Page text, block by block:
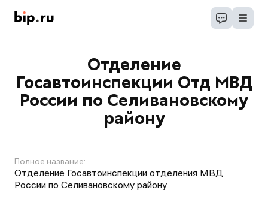
Отделение
Госавтоинспекции Отд МВД
России по Селивановскому
району
Полное название:
Отделение Госавтоинспекции отделения МВД
России по Селивановскому району